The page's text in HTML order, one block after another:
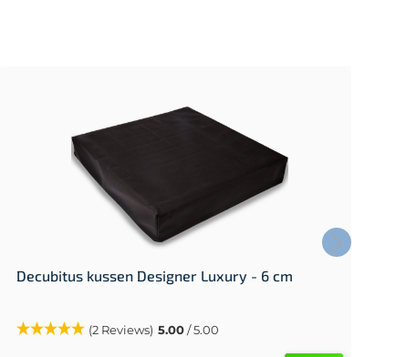
Decubitus kussen Designer Luxury - 6 cm
(2 Reviews) 5.00/ 5.00